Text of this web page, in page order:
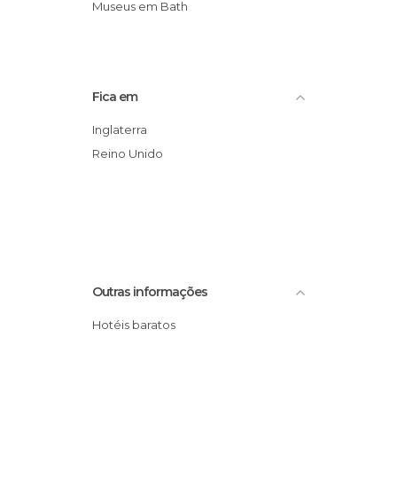
Museus em Bath
Fica em
Inglaterra
Reino Unido
Outras informações
Hotéis baratos